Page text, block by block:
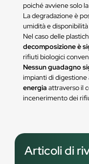
poiché avviene solo
La degradazione è
umidità e
Nel caso delle
decomposizione è
rifiuti biologici
Nessun guadagno
impianti di digestione
energia attraverso il
incenerimento dei
Articoli di